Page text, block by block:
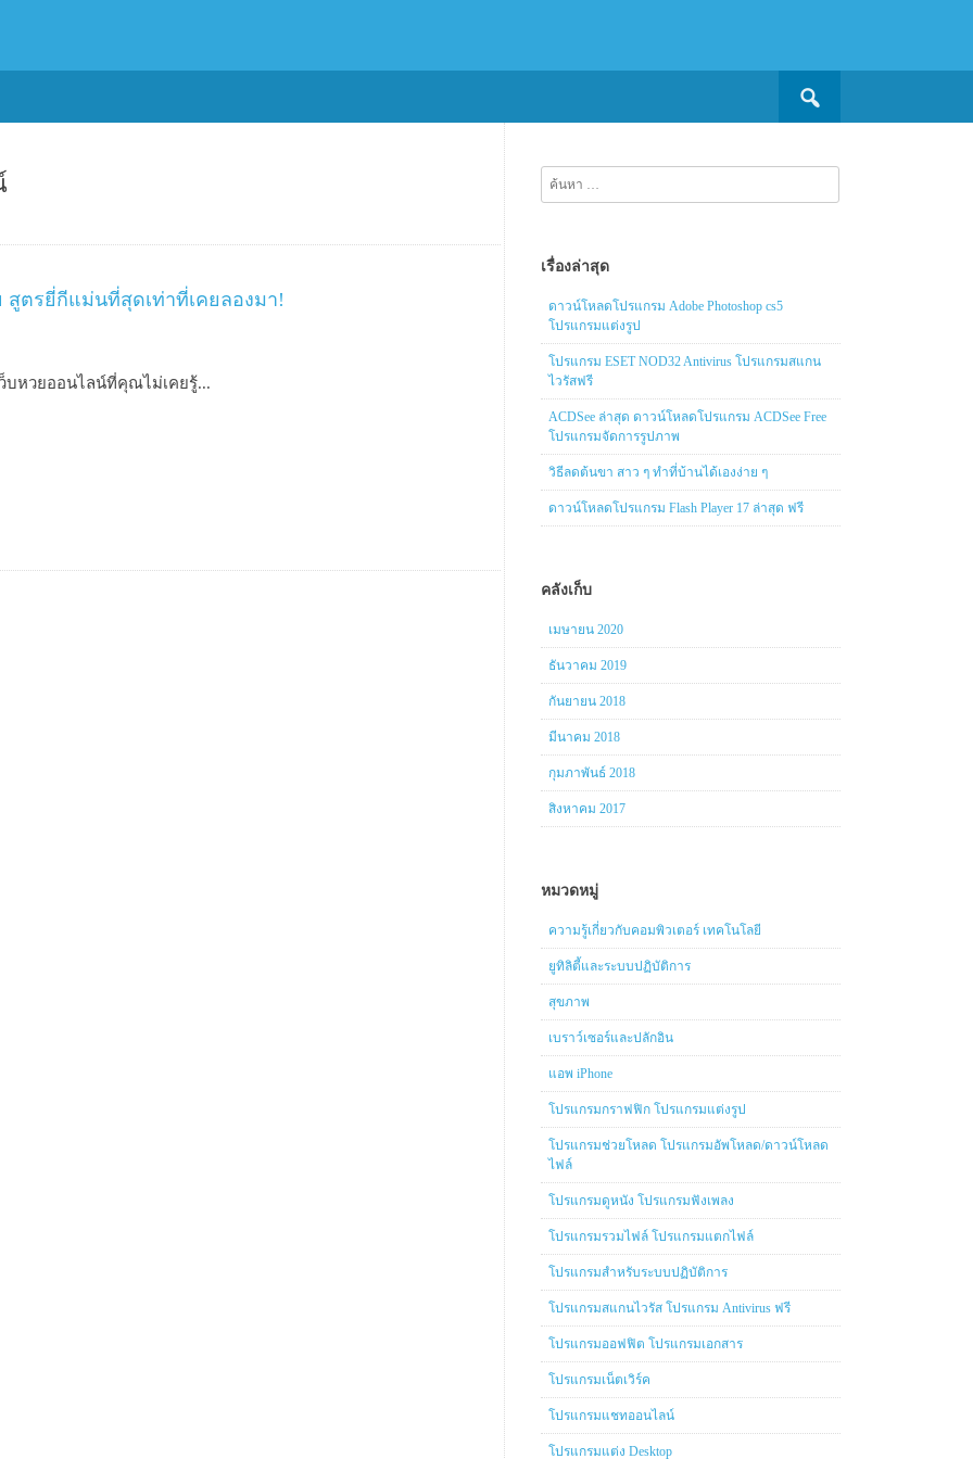
ตรยี่กีแม่นที่สุดเท่าที่เคยลองมา!
บหวยออนไลน์ที่คุณไม่เคยรู้...
ค้นหา
เรื่องล่าสุด
ดาวน์โหลดโปรแกรม Adobe Photoshop cs5
โปรแกรมแต่งรูป
โปรแกรม ESET NOD32 Antivirus โปรแกรมสแกน
ไวรัสฟรี
ACDSee ล่าสุด ดาวน์โหลดโปรแกรม ACDSee Free
โปรแกรมจัดการรูปภาพ
วิธีลดต้นขา สาว ๆ ทำที่บ้านได้เองง่าย ๆ
ดาวน์โหลดโปรแกรม Flash Player 17 ล่าสุด ฟรี
คลังเก็บ
เมษายน 2020
ธันวาคม 2019
กันยายน 2018
มีนาคม 2018
กุมภาพันธ์ 2018
สิงหาคม 2017
หมวดหมู่
ความรู้เกี่ยวกับคอมพิวเตอร์ เทคโนโลยี
ยูทิลิตี้และระบบปฏิบัติการ
สุขภาพ
เบราว์เซอร์และปลักอิน
แอพ iPhone
โปรแกรมกราฟฟิก โปรแกรมแต่งรูป
โปรแกรมช่วยโหลด โปรแกรมอัพโหลด/ดาวน์โหลด
ไฟล์
โปรแกรมดูหนัง โปรแกรมฟังเพลง
โปรแกรมรวมไฟล์ โปรแกรมแตกไฟล์
โปรแกรมสำหรับระบบปฏิบัติการ
โปรแกรมสแกนไวรัส โปรแกรม Antivirus ฟรี
โปรแกรมออฟฟิต โปรแกรมเอกสาร
โปรแกรมเน็ตเวิร์ค
โปรแกรมแชทออนไลน์
โปรแกรมแต่ง Desktop